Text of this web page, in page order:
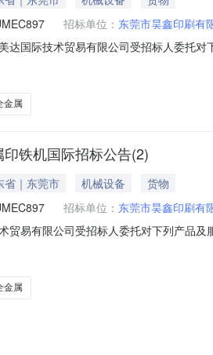
招标单位： 东莞市昊鑫印刷有
达国际技术贸易有限公司受招标人委托
内容招标项目编号:0664-
金属
铁机国际招标公告(2)
省｜东莞市 机械设备
货物
招标单位： 东莞市昊鑫印刷有
贸易有限公司受招标人委托对下列产品
目编号:0664-1640SUMEC897招标项目
金属